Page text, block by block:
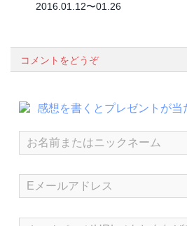
2016.01.12〜01.26
コメントをどうぞ